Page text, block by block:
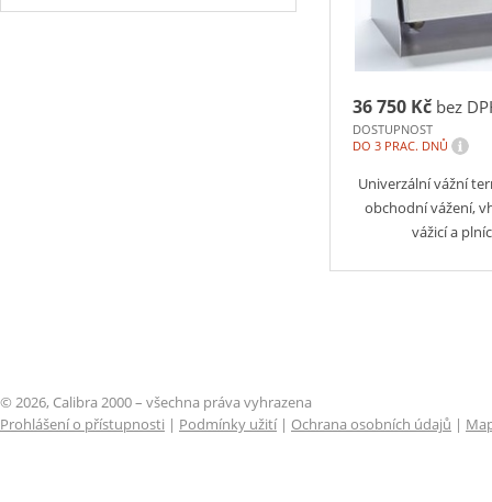
36 750 Kč bez
DOSTUPNOST
DO 3 PRAC. DNŮ
i
Univerzální vážní
obchodní vážení,
vážicí a
© 2026, Calibra 2000 – všechna práva vyhrazena
Prohlášení o přístupnosti | Podmínky užití| Ochrana osobních údajů |